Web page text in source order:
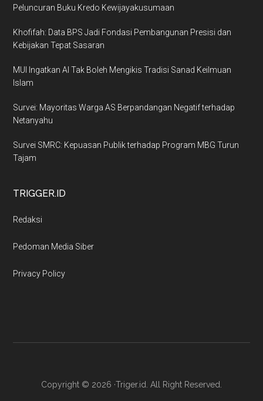
Peluncuran Buku Kredo Kewijayakusumaan
Khofifah: Data BPS Jadi Fondasi Pembangunan Presisi dan
Kebijakan Tepat Sasaran
MUI Ingatkan AI Tak Boleh Mengikis Tradisi Sanad Keilmuan
Islam
Survei: Mayoritas Warga AS Berpandangan Negatif terhadap
Netanyahu
Survei SMRC: Kepuasan Publik terhadap Program MBG Turun
Tajam
TRIGGER.ID
Redaksi
Pedoman Media Siber
Privacy Policy
Copyright © 2026 ·Triger.id. All Right Reserved.